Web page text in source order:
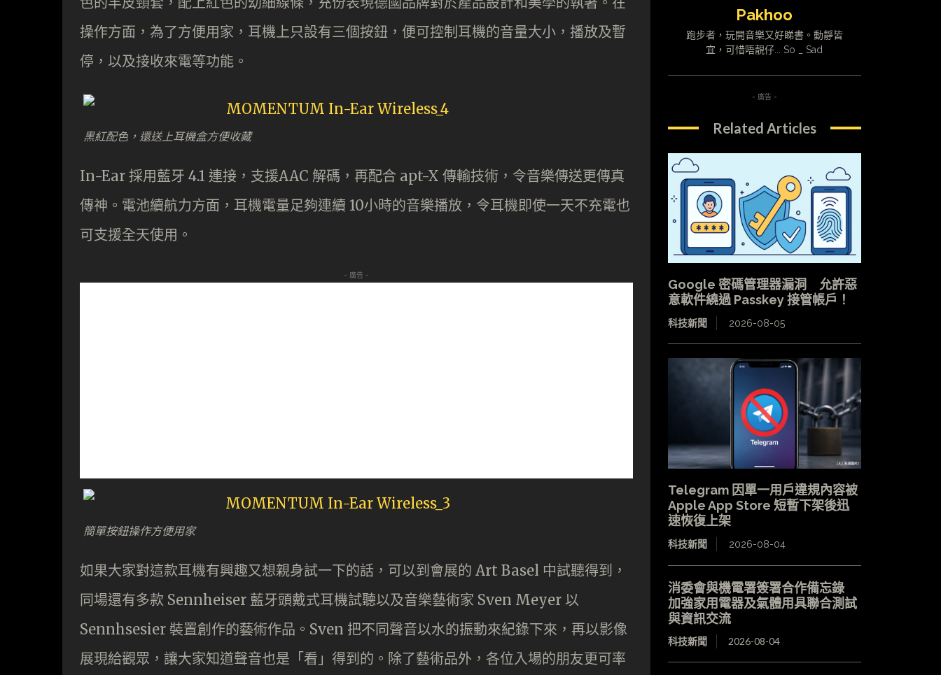
操作方面，為了方便用家，耳機上只設有三個按鈕，便可控制耳機的音量大小，播放及暫
停，以及接收來電等功能。
黑紅配色，還送上耳機盒方便收藏
In-Ear 採用藍牙 4.1 連接，支援AAC 解碼，再配合 apt-X 傳輸技術，令音樂傳送更傳真
傳神。電池續航力方面，耳機電量足夠連續 10小時的音樂播放，令耳機即使一天不充電也
可支援全天使用。
- 廣告 -
簡單按鈕操作方便用家
如果大家對這款耳機有興趣又想親身試一下的話，可以到會展的 Art Basel 中試聽得到，
同場還有多款 Sennheiser 藍牙頭戴式耳機試聽以及音樂藝術家 Sven Meyer 以
Sennhsesier 裝置創作的藝術作品。Sven 把不同聲音以水的振動來紀錄下來，再以影像
展現給觀眾，讓大家知道聲音也是「看」得到的。除了藝術品外，各位入場的朋友更可率
Pakhoo
跑步者，玩開音樂又好睇書。動靜皆
宜，可惜唔靚仔... So _ Sad
- 廣告 -
Related Articles
Google 密碼管理器漏洞 允許惡
意軟件繞過 Passkey 接管帳戶！
科技新聞 2026-08-05
Telegram 因單一用戶違規內容被
Apple App Store 短暫下架後迅
速恢復上架
科技新聞 2026-08-04
消委會與機電署簽署合作備忘錄
加強家用電器及氣體用具聯合測試
與資訊交流
科技新聞 2026-08-04